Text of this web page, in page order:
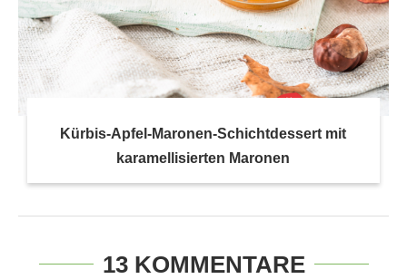
Kürbis-Apfel-Maronen-Schichtdessert mit
karamellisierten Maronen
13 KOMMENTARE